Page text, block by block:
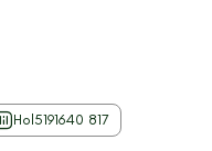
Hol5191640 817